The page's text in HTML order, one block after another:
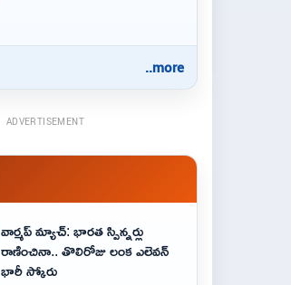
..more
ADVERTISEMENT
వార్మప్ మ్యాచ్: భారత స్పిన్నర్లు
రాణించినా.. తొలిరోజు లంక ఎలెవన్
భారీ స్కోరు